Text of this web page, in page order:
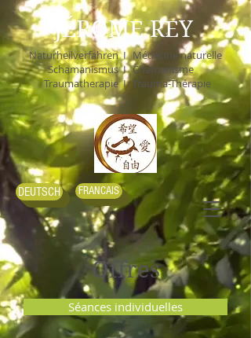
JÉRÔME REY
Naturheilverfahren I
Schamanismus I
Traumatherapie I
Médecine naturelle
Chamanisme
Trauma-Thérapie
DEUTSCH FRANCAIS
Offres
Séances individuelles